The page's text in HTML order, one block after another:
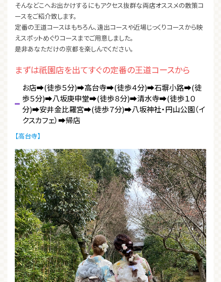
そんなどこへお出かけするにもアクセス抜群な両店オススメの散策コ
ースをご紹介致します。
定番の王道コースはもちろん、遠出コースや近場じっくりコースから映
えスポットめぐりコースまでご用意しました。
是非あなただけの京都を楽しんでください。
まずは祇園店を出てすぐの定番の王道コースから
お店➡(徒歩５分)➡高台寺➡︎(徒歩４分)➡石塀小路➡︎(徒
歩５分)➡八坂庚申堂➡︎(徒歩８分)➡清水寺➡︎(徒歩１０
分)➡安井金比羅宮➡︎(徒歩７分)➡八坂神社・円山公園（イ
クスカフェ）➡︎帰店
【高台寺】